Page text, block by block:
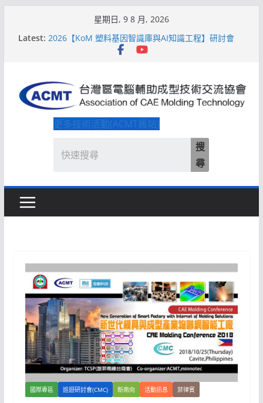
星期日, 9 8 月, 2026
Latest: 2026【KoM 塑料基因智識庫與AI知識工程】研討會
【培訓課程】【ACMT Ｔ零量產】模具估報價：貫穿
具展重磅登場
ACMT打造「Smart Molding 模塑智造平台」主題館
2026【QoM 射出成型高品質穩定生產】研討會
更多技術活動(ACMT舊站)
搜
尋
國際專區 巡迴研討會(CMC) 新南向 活動訊息 菲律賓